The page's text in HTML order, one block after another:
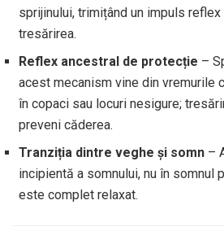
sprijinului, trimițând un impuls
tresărirea.
Reflex ancestral de protecție –
acest mecanism vine din vremurile
în copaci sau locuri nesigure;
preveni căderea.
Tranziția dintre veghe și somn –
incipientă a somnului, nu în somnul
este complet relaxat.